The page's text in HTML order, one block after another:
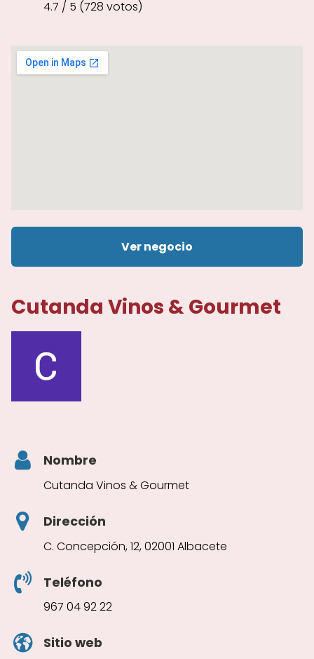
4.7 / 5 (728 votos)
Ver negocio
Cutanda Vinos & Gourmet
Nombre
Cutanda Vinos & Gourmet
Dirección
C. Concepción, 12, 02001 Albacete
Teléfono
967 04 92 22
Sitio web